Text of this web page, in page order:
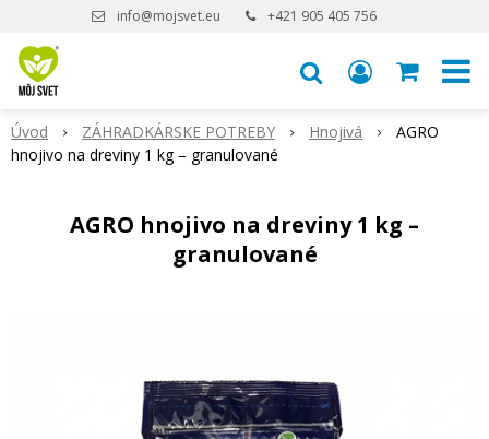
info@mojsvet.eu +421 905 405 756
Úvod ZÁHRADKÁRSKE POTREBY Hnojivá
AGRO
hnojivo na dreviny 1 kg – granulované
AGRO hnojivo na dreviny 1 kg –
granulované